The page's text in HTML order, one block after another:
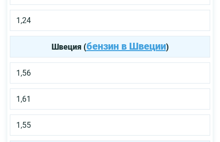
1,24
Швеция (бензин в Швеции)
1,56
1,61
1,55